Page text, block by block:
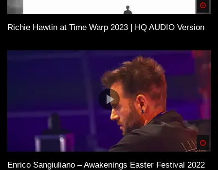
Richie Hawtin at Time Warp 2023 | HQ AUDIO Version
Enrico Sangiuliano – Awakenings Easter Festival 2022